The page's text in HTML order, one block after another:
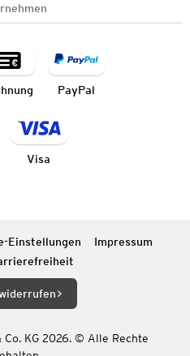
PayPal
Visa
Einstellungen
Impressum
Co. KG 2026. © Alle Rechte